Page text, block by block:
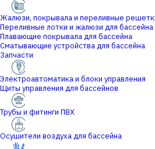
Жалюзи, покрывала и переливные
Переливные лотки и жалюзи для бассейна
Плавающие покрывала для бассейна
Сматывающие устройства для бассейна
Запчасти
Электроавтоматика и блоки управления
Щиты управления для бассейнов
Трубы и фитинги ПВХ
Осушители воздуха для бассейна